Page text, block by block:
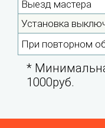
Выезд мастера
Установка
При повторном
*
1000руб.